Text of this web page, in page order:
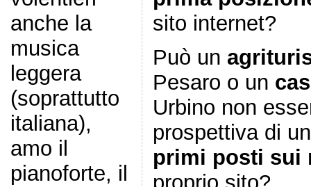
anche la
musica
leggera
(soprattutto
italiana),
amo il
pianoforte, il
sito internet?
Può un
Pesaro o un
Urbino non
prospettiva di
primi posti sui